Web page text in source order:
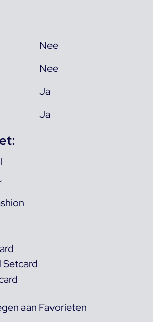
Nee
Nee
Ja
Ja
Setcard
aan Favorieten